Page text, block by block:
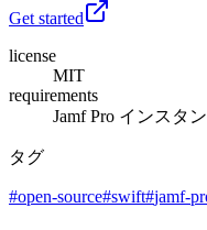
Get started
license
MIT
requirements
Jamf Pro インスタ
タグ
#open-source#swift#jamf-